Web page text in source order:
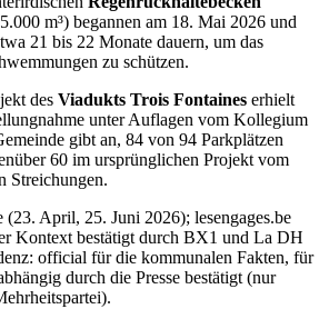
m³) begannen am 18. Mai 2026 und
21 bis 22 Monate dauern, um das
zu schützen.
des Viadukts Trois Fontaines erhielt
unter Auflagen vom Kollegium
gibt an, 84 von 94 Parkplätzen
60 im ursprünglichen Projekt vom
Streichungen.
(23. April, 25. Juni 2026); lesengages.be
Kontext bestätigt durch BX1 und La DH
official für die kommunalen Fakten, für
durch die Presse bestätigt (nur